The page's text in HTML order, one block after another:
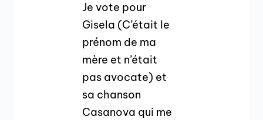
Je vote pour
Gisela (C’était le
prénom de ma
mère et n’était
pas avocate) et
sa chanson
Casanova qui me